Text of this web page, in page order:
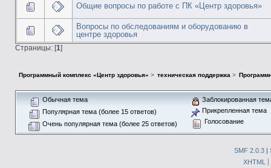
Общие вопросы по работе с ПК «Центр здоровья»
Вопросы по обследованиям и оборудованию в
центре здоровья
Страницы: [1]
Программный комплекс «Центр здоровья» > техническая поддержка >
Обычная тема
Популярная тема (более 15 ответов)
Очень популярная тема (более 25 ответов)
Заблокированная
Прикрепленная тема
Голосование
SMF 2.0.3|
XHTML